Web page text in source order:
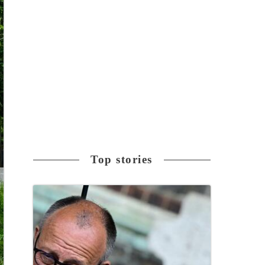
Top stories